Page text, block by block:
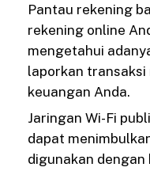
Pantau rekening
rekening online
mengetahui
laporkan
keuangan Anda.
Jaringan Wi-Fi
dapat
digunakan